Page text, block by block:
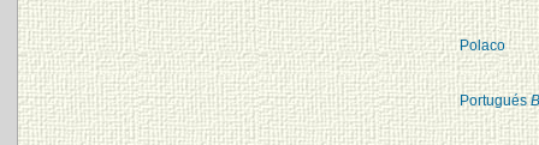
Polaco
Portugués